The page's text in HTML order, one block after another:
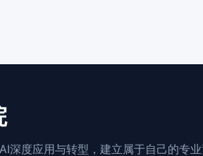
深度应用与转型，建立属于自己的专业